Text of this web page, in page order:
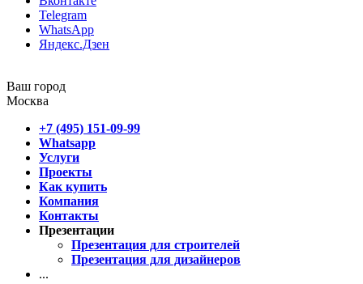
Telegram
WhatsApp
Яндекс.Дзен
Ваш город
Москва
+7 (495) 151-09-99
Whatsapp
Услуги
Проекты
Как купить
Компания
Контакты
Презентации
Презентация для строителей
Презентация для дизайнеров
...